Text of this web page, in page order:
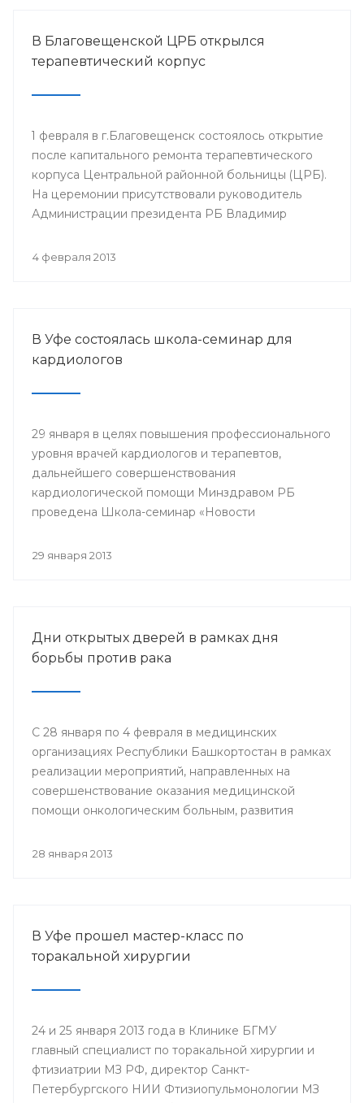
В Благовещенской ЦРБ открылся
терапевтический корпус
1 февраля в г.Благовещенск состоялось открытие
после капитального ремонта терапевтического
корпуса Центральной районной больницы (ЦРБ).
На церемонии присутствовали руководитель
Администрации президента РБ Владимир
Шебаев, глава администрации МР
4 февраля 2013
В Уфе состоялась школа-семинар для
кардиологов
29 января в целях повышения профессионального
уровня врачей кардиологов и терапевтов,
дальнейшего совершенствования
кардиологической помощи Минздравом РБ
проведена Школа-семинар «Новости
29 января 2013
Дни открытых дверей в рамках дня
борьбы против рака
С 28 января по 4 февраля в медицинских
организациях Республики Башкортостан в рамках
реализации мероприятий, направленных на
совершенствование оказания медицинской
помощи онкологическим больным, развития
поддержки инициативы «Международного союза
28 января 2013
В Уфе прошел мастер-класс по
торакальной хирургии
24 и 25 января 2013 года в Клинике БГМУ
главный специалист по торакальной хирургии и
фтизиатрии МЗ РФ, директор Санкт-
Петербургского НИИ Фтизиопульмонологии МЗ